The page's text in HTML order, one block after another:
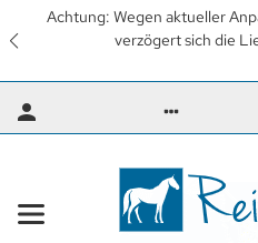
in unserer Logistik
Lieferung vereinzelt.